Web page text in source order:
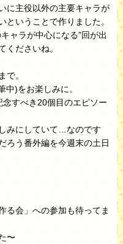
に主役以外の主要キャラが
いうことで作りました。
ャラが中心になる”回が出
くださいね。
で。
中)をお楽しみに。
すべき20個目のエピソー
みにしていて…なのです
ろう番外編を今週末の土日
る会」への参加も待ってま
〜